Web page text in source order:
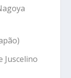
Juscelino